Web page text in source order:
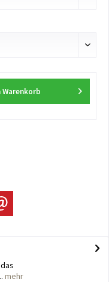
Warenkorb
mehr